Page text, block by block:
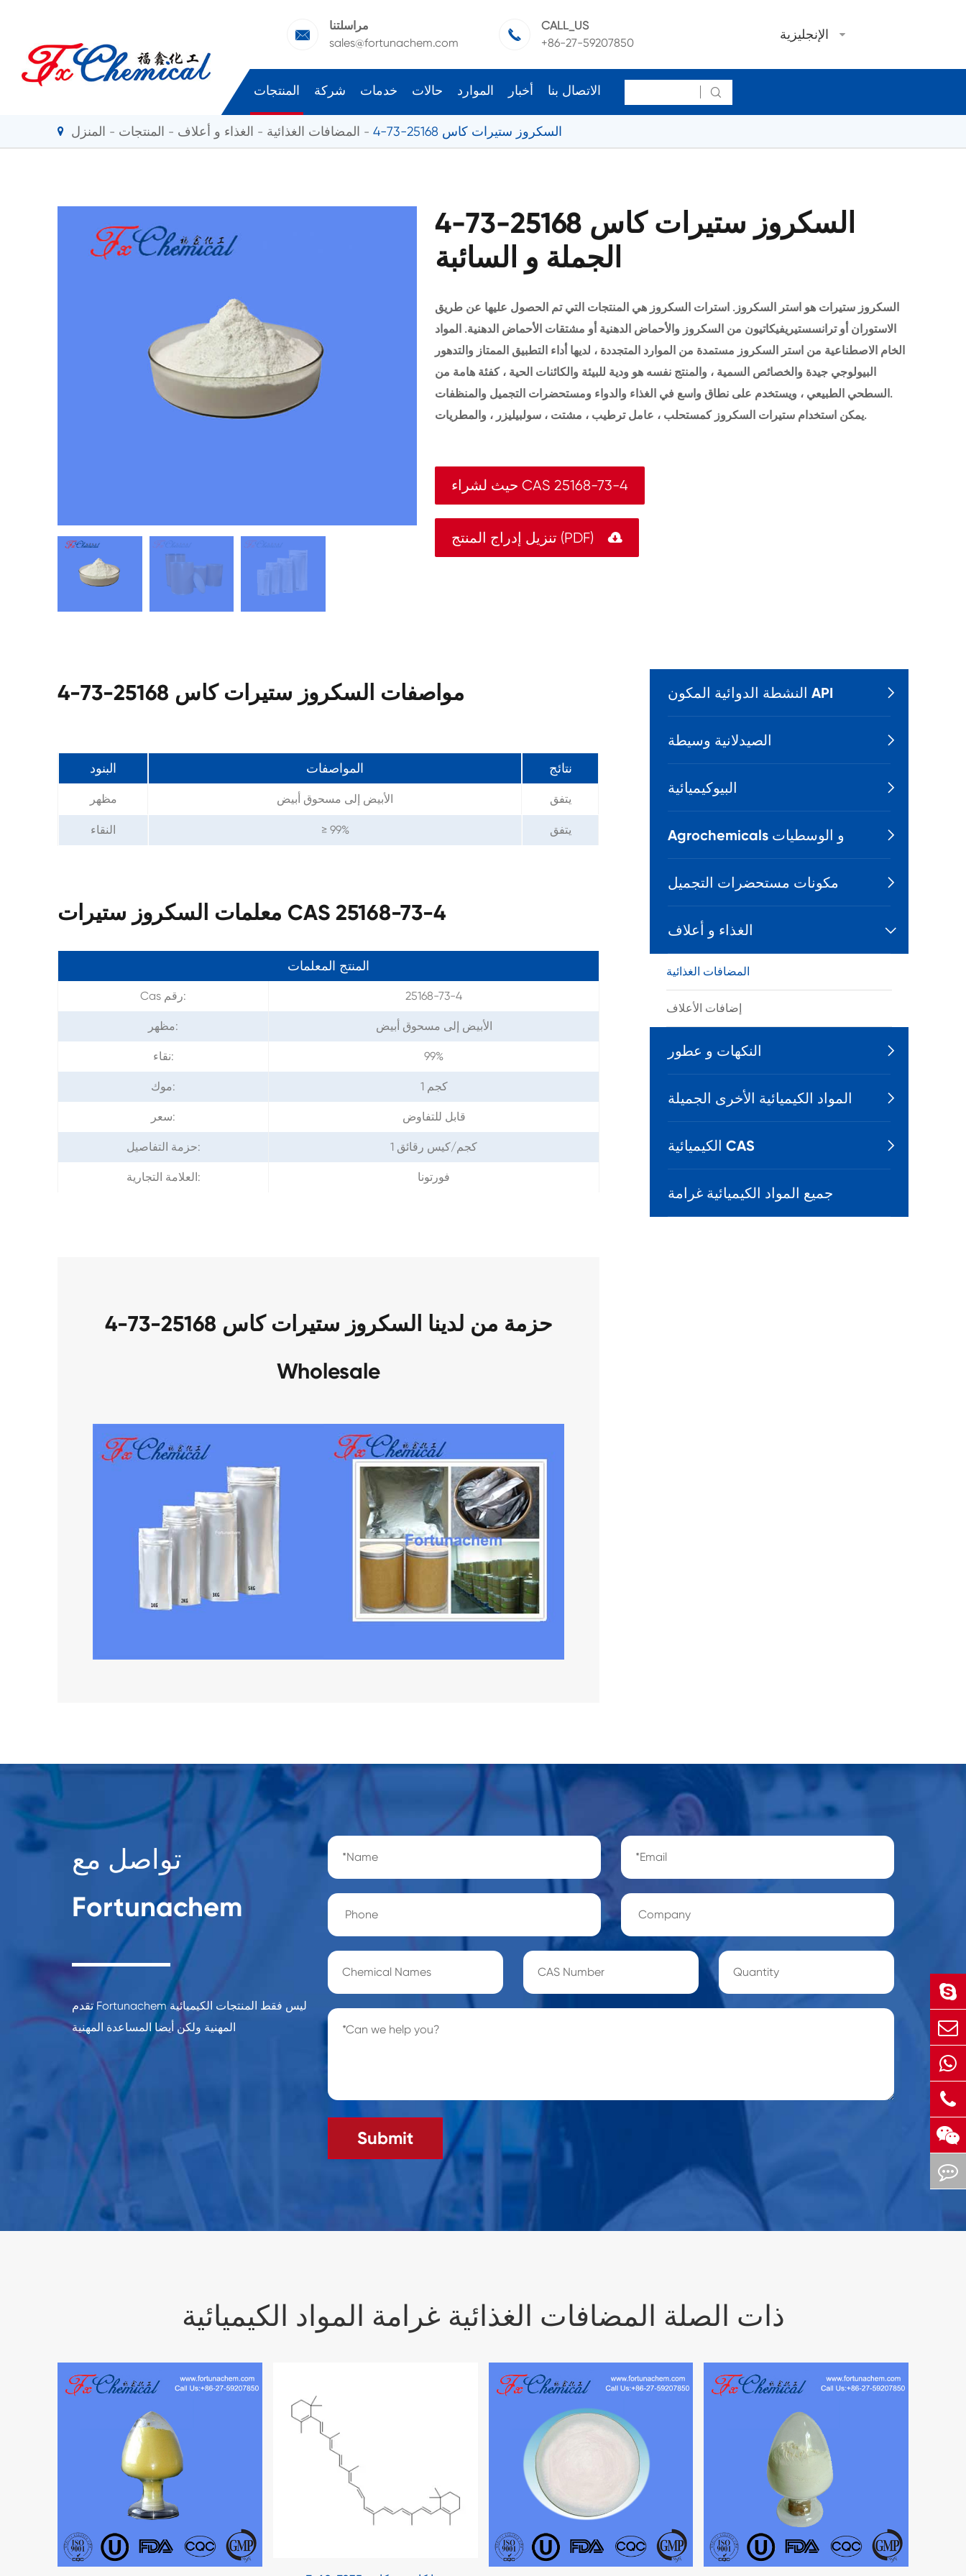

مراسلتنا
sales@fortunachem.com

CALL_US
+86-27-59207850
الإنجليزية
المنتجات شركة خدمات حالات الموارد أخبار الاتصال بنا 
المنزل المنتجات الغذاء و أعلاف المضافات الغذائية السكروز ستيرات كاس 25168-73-4
السكروز ستيرات كاس 25168-73-4
الجملة و السائبة
السكروز ستيرات هو استر السكروز. استرات السكروز هي المنتجات التي تم الحصول عليها عن طريق
الاستوران أو ترانسستيريفيكاتيون من السكروز والأحماض الدهنية أو مشتقات الأحماض الدهنية. المواد
الخام الاصطناعية من استر السكروز مستمدة من الموارد المتجددة ، لديها أداء التطبيق الممتاز والتدهور
البيولوجي جيدة والخصائص السمية ، والمنتج نفسه هو ودية للبيئة والكائنات الحية ، كفئة هامة من
السطحي الطبيعي ، ويستخدم على نطاق واسع في الغذاء والدواء ومستحضرات التجميل والمنظفات.
يمكن استخدام ستيرات السكروز كمستحلب ، عامل ترطيب ، مشتت ، سولبيليزر ، والمطريات.
حيث لشراء CAS 25168-73-4
تنزيل إدراج المنتج (PDF) 
مواصفات السكروز ستيرات كاس 25168-73-4
البنود المواصفات نتائج
مظهر الأبيض إلى مسحوق أبيض يتفق
النقاء ≥ 99% يتفق
معلمات السكروز ستيرات CAS 25168-73-4
المنتج المعلمات
Cas رقم: 25168-73-4
مظهر: الأبيض إلى مسحوق أبيض
نقاء: 99%
موك: 1 كجم
سعر: قابل للتفاوض
حزمة التفاصيل: 1 كجم/كيس رقائق
العلامة التجارية: فورتونا
حزمة من لدينا السكروز ستيرات كاس 25168-73-4
Wholesale
النشطة الدوائية المكون API 
الصيدلانية وسيطة 
البيوكيميائية 
Agrochemicals و الوسطيات 
مكونات مستحضرات التجميل 
الغذاء و أعلاف 
المضافات الغذائية
إضافات الأعلاف
النكهات و عطور 
المواد الكيميائية الأخرى الجميلة 
الكيميائية CAS 
جميع المواد الكيميائية غرامة
تواصل مع
Fortunachem
تقدم Fortunachem ليس فقط المنتجات الكيميائية
المهنية ولكن أيضا المساعدة المهنية
Submit
ذات الصلة المضافات الغذائية غرامة المواد الكيميائية